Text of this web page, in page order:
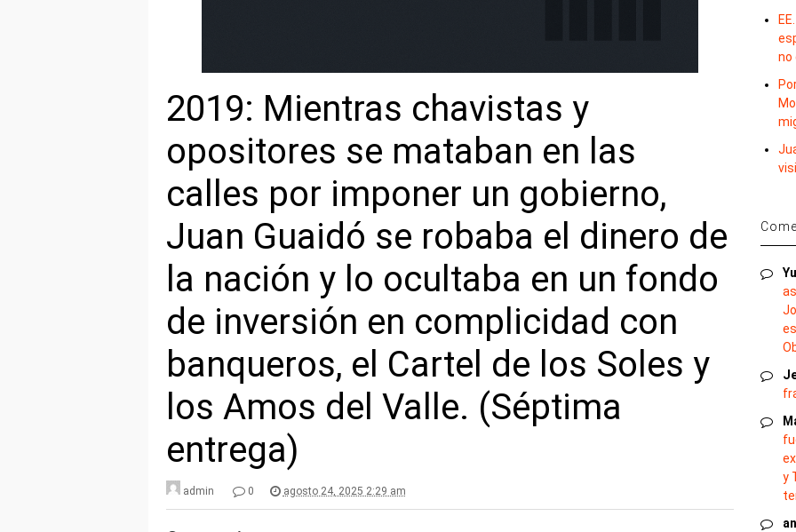
2019: Mientras chavistas y
opositores se mataban en las
calles por imponer un gobierno,
Juan Guaidó se robaba el dinero de
la nación y lo ocultaba en un fondo
de inversión en complicidad con
banqueros, el Cartel de los Soles y
los Amos del Valle. (Séptima
entrega)
admin 0 agosto 24, 2025 2:29 am
no
y